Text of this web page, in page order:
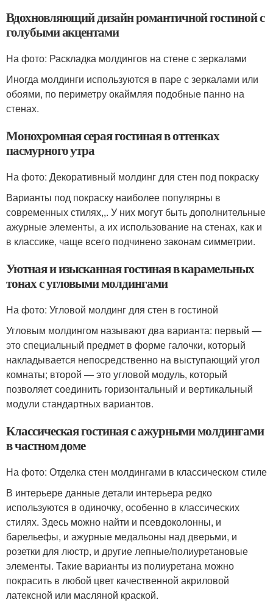
Вдохновляющий дизайн романтичной гостиной с
голубыми акцентами
На фото: Раскладка молдингов на стене с зеркалами
Иногда молдинги используются в паре с зеркалами или
обоями, по периметру окаймляя подобные панно на
стенах.
Монохромная серая гостиная в оттенках
пасмурного утра
На фото: Декоративный молдинг для стен под покраску
Варианты под покраску наиболее популярны в
современных стилях,,. У них могут быть дополнительные
ажурные элементы, а их использование на стенах, как и
в классике, чаще всего подчинено законам симметрии.
Уютная и изысканная гостиная в карамельных
тонах с угловыми молдингами
На фото: Угловой молдинг для стен в гостиной
Угловым молдингом называют два варианта: первый —
это специальный предмет в форме галочки, который
накладывается непосредственно на выступающий угол
комнаты; второй — это угловой модуль, который
позволяет соединить горизонтальный и вертикальный
модули стандартных вариантов.
Классическая гостиная с ажурными молдингами
в частном доме
На фото: Отделка стен молдингами в классическом стиле
В интерьере данные детали интерьера редко
используются в одиночку, особенно в классических
стилях. Здесь можно найти и псевдоколонны, и
барельефы, и ажурные медальоны над дверьми, и
розетки для люстр, и другие лепные/полиуретановые
элементы. Такие варианты из полиуретана можно
покрасить в любой цвет качественной акриловой
латексной или масляной краской.